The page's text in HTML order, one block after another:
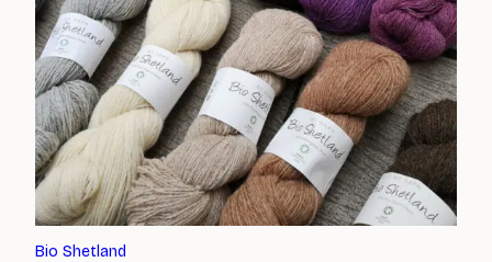
Bio Shetland